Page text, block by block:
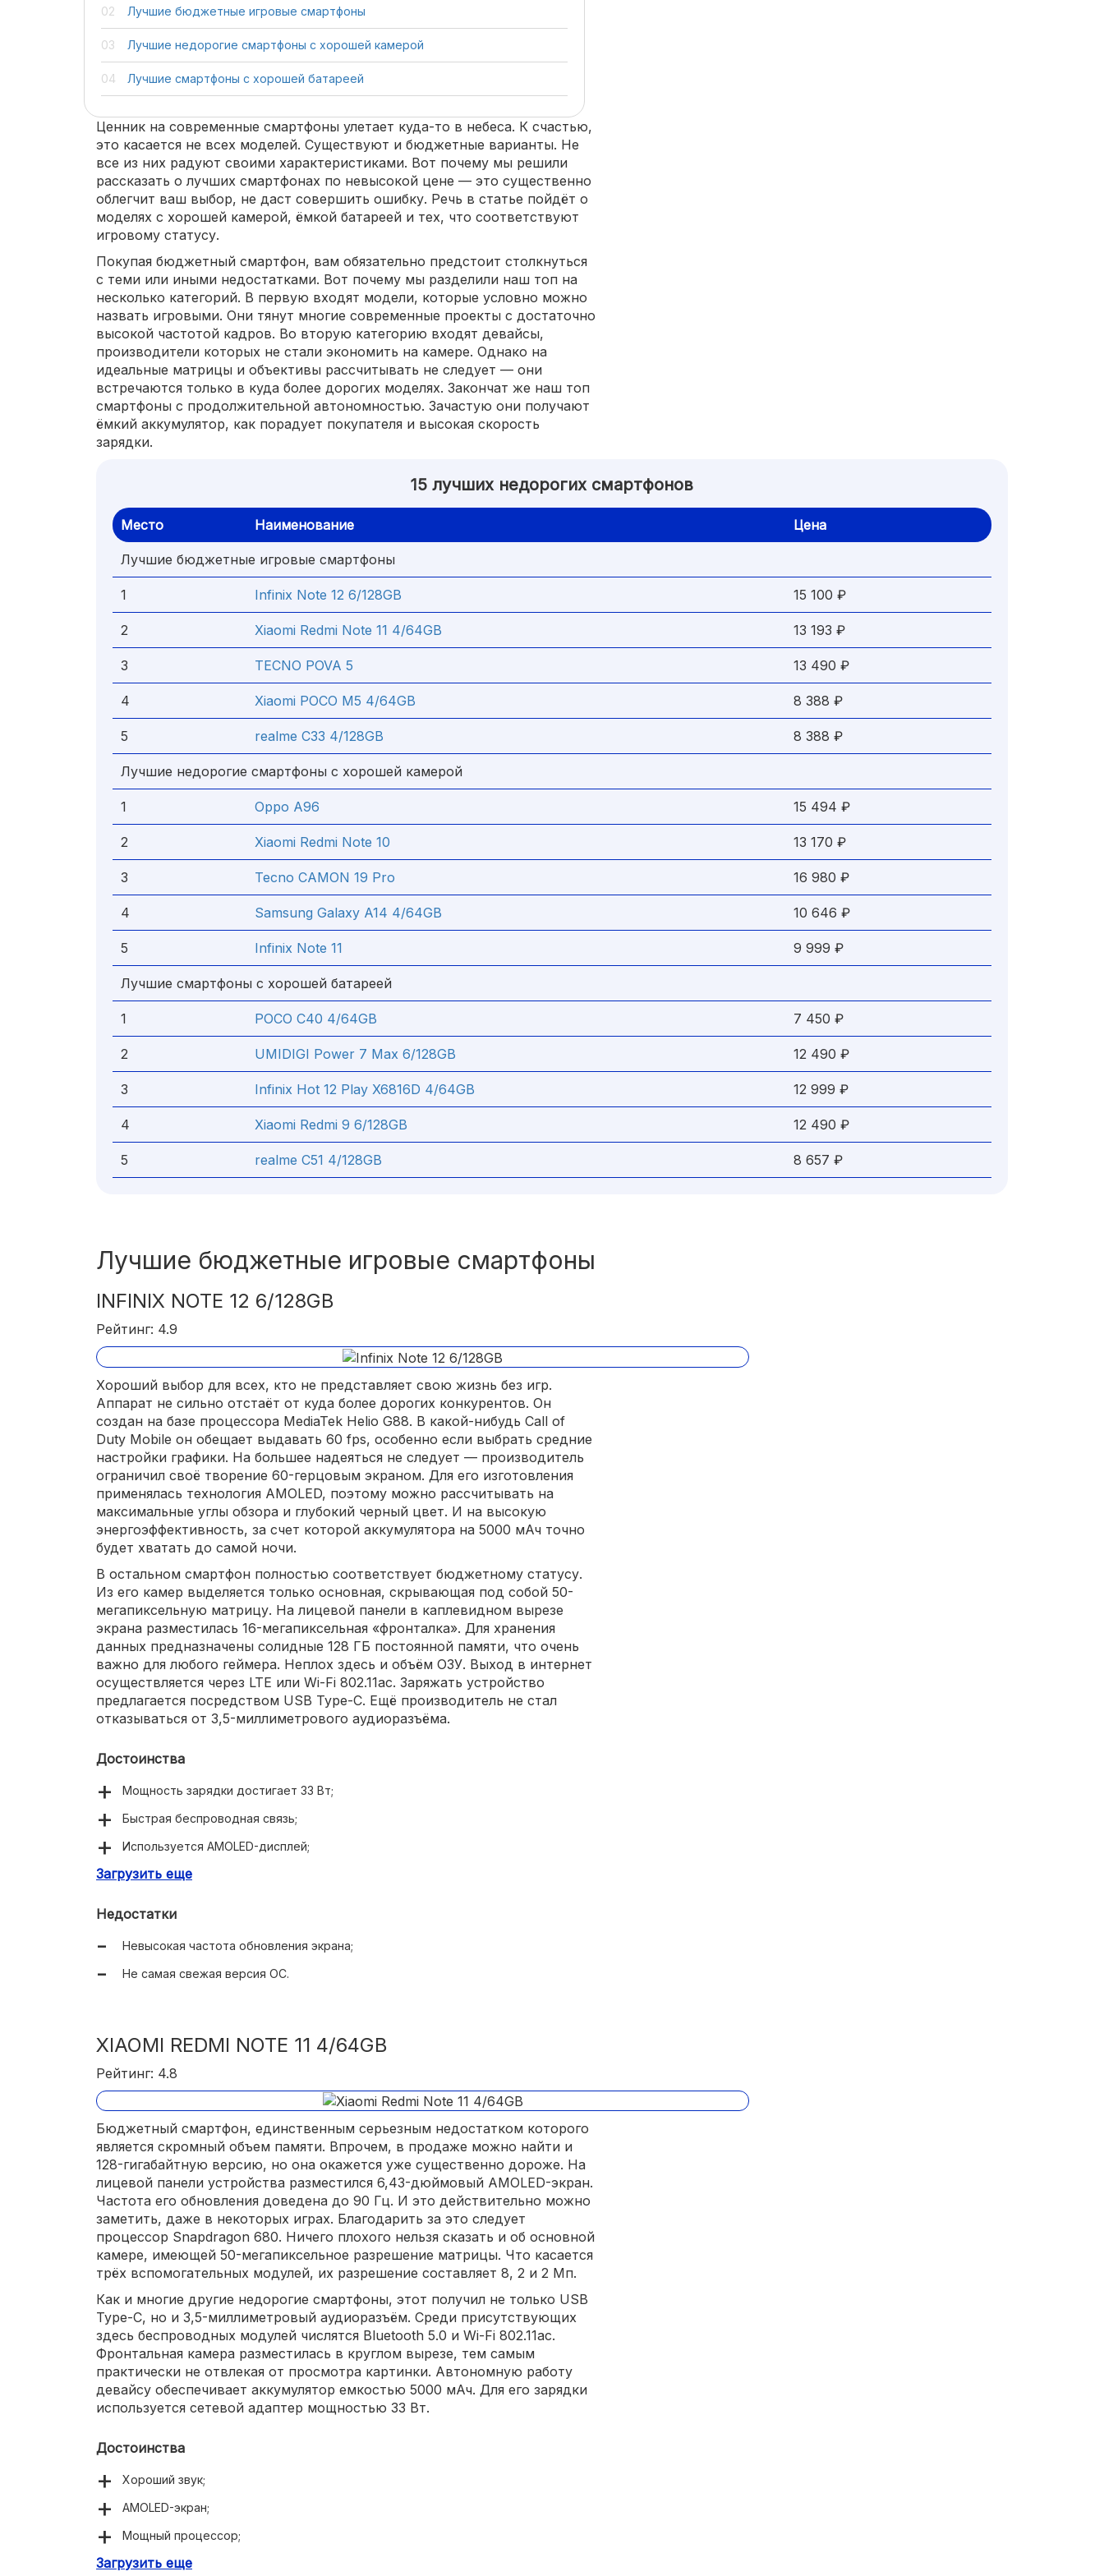
Лучшие бюджетные игровые смартфоны
Лучшие недорогие смартфоны с хорошей камерой
Лучшие смартфоны с хорошей батареей
Ценник на современные смартфоны улетает куда-то в небеса. К счастью,
это касается не всех моделей. Существуют и бюджетные варианты. Не
все из них радуют своими характеристиками. Вот почему мы решили
рассказать о лучших смартфонах по невысокой цене — это существенно
облегчит ваш выбор, не даст совершить ошибку. Речь в статье пойдёт о
моделях с хорошей камерой, ёмкой батареей и тех, что соответствуют
игровому статусу.
Покупая бюджетный смартфон, вам обязательно предстоит столкнуться
с теми или иными недостатками. Вот почему мы разделили наш топ на
несколько категорий. В первую входят модели, которые условно можно
назвать игровыми. Они тянут многие современные проекты с достаточно
высокой частотой кадров. Во вторую категорию входят девайсы,
производители которых не стали экономить на камере. Однако на
идеальные матрицы и объективы рассчитывать не следует — они
встречаются только в куда более дорогих моделях. Закончат же наш топ
смартфоны с продолжительной автономностью. Зачастую они получают
ёмкий аккумулятор, как порадует покупателя и высокая скорость
зарядки.
15 лучших недорогих смартфонов
Место Наименование Цена
Лучшие бюджетные игровые смартфоны
1 Infinix Note 12 6/128GB 15 100 ₽
2 Xiaomi Redmi Note 11 4/64GB 13 193 ₽
3 TECNO POVA 5 13 490 ₽
4 Xiaomi POCO M5 4/64GB 8 388 ₽
5 realme C33 4/128GB 8 388 ₽
Лучшие недорогие смартфоны с хорошей камерой
1 Oppo A96 15 494 ₽
2 Xiaomi Redmi Note 10 13 170 ₽
3 Tecno CAMON 19 Pro 16 980 ₽
4 Samsung Galaxy A14 4/64GB 10 646 ₽
5 Infinix Note 11 9 999 ₽
Лучшие смартфоны с хорошей батареей
1 POCO C40 4/64GB 7 450 ₽
2 UMIDIGI Power 7 Max 6/128GB 12 490 ₽
3 Infinix Hot 12 Play X6816D 4/64GB 12 999 ₽
4 Xiaomi Redmi 9 6/128GB 12 490 ₽
5 realme C51 4/128GB 8 657 ₽
Лучшие бюджетные игровые смартфоны
INFINIX NOTE 12 6/128GB
Рейтинг: 4.9
Хороший выбор для всех, кто не представляет свою жизнь без игр.
Аппарат не сильно отстаёт от куда более дорогих конкурентов. Он
создан на базе процессора MediaTek Helio G88. В какой-нибудь Call of
Duty Mobile он обещает выдавать 60 fps, особенно если выбрать средние
настройки графики. На большее надеяться не следует — производитель
ограничил своё творение 60-герцовым экраном. Для его изготовления
применялась технология AMOLED, поэтому можно рассчитывать на
максимальные углы обзора и глубокий черный цвет. И на высокую
энергоэффективность, за счет которой аккумулятора на 5000 мАч точно
будет хватать до самой ночи.
В остальном смартфон полностью соответствует бюджетному статусу.
Из его камер выделяется только основная, скрывающая под собой 50-
мегапиксельную матрицу. На лицевой панели в каплевидном вырезе
экрана разместилась 16-мегапиксельная «фронталка». Для хранения
данных предназначены солидные 128 ГБ постоянной памяти, что очень
важно для любого геймера. Неплох здесь и объём ОЗУ. Выход в интернет
осуществляется через LTE или Wi-Fi 802.11ac. Заряжать устройство
предлагается посредством USB Type-C. Ещё производитель не стал
отказываться от 3,5-миллиметрового аудиоразъёма.
Достоинства
Мощность зарядки достигает 33 Вт;
Быстрая беспроводная связь;
Используется AMOLED-дисплей;
Есть отдельный аудиоразъём;
Загрузить еще
Недостатки
Невысокая частота обновления экрана;
Не самая свежая версия ОС.
XIAOMI REDMI NOTE 11 4/64GB
Рейтинг: 4.8
Бюджетный смартфон, единственным серьезным недостатком которого
является скромный объем памяти. Впрочем, в продаже можно найти и
128-гигабайтную версию, но она окажется уже существенно дороже. На
лицевой панели устройства разместился 6,43-дюймовый AMOLED-экран.
Частота его обновления доведена до 90 Гц. И это действительно можно
заметить, даже в некоторых играх. Благодарить за это следует
процессор Snapdragon 680. Ничего плохого нельзя сказать и об основной
камере, имеющей 50-мегапиксельное разрешение матрицы. Что касается
трёх вспомогательных модулей, их разрешение составляет 8, 2 и 2 Мп.
Как и многие другие недорогие смартфоны, этот получил не только USB
Type-C, но и 3,5-миллиметровый аудиоразъём. Среди присутствующих
здесь беспроводных модулей числятся Bluetooth 5.0 и Wi-Fi 802.11ac.
Фронтальная камера разместилась в круглом вырезе, тем самым
практически не отвлекая от просмотра картинки. Автономную работу
девайсу обеспечивает аккумулятор емкостью 5000 мАч. Для его зарядки
используется сетевой адаптер мощностью 33 Вт.
Достоинства
Хороший звук;
AMOLED-экран;
Мощный процессор;
Быстрая беспроводная связь;
Загрузить еще